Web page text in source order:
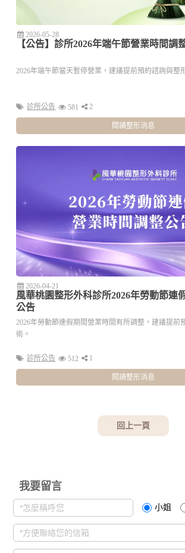
2026-05-28
【公告】診所2026年端午節營業時間調
2026年端午節當天暫停營業，建議提前預約諮詢與整
診所公告 581 2
閱讀整形消息
2026-04-21
風華桃園整形外科診所2026年勞動節連
公告
2026年勞動節連假期間營業時間有所調整，建議提前
術。
診所公告 512 1
閱讀整形消息
回上一頁
我要留言
小姐